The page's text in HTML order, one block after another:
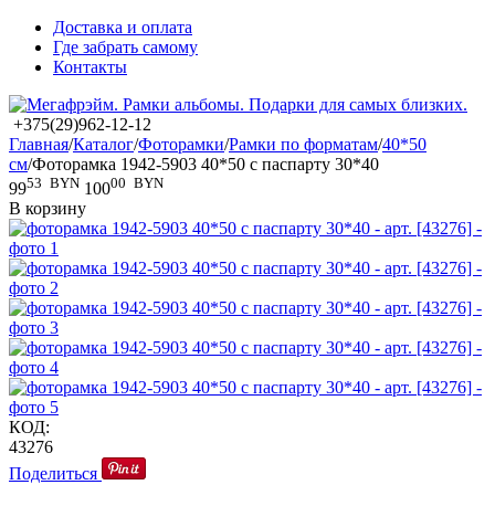
Доставка и оплата
Где забрать самому
Контакты
+375(29)962-12-12
Главная/Каталог/Фоторамки/Рамки по форматам/40*50
см/Фоторамка 1942-5903 40*50 с паспарту 30*40
9953 BYN 10000 BYN
В корзину
КОД:
43276
Поделиться